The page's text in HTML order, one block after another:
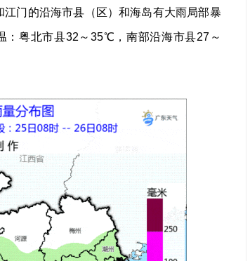
门的沿海市县（区）和海岛有大雨局部暴
：粤北市县32～35℃，南部沿海市县27～